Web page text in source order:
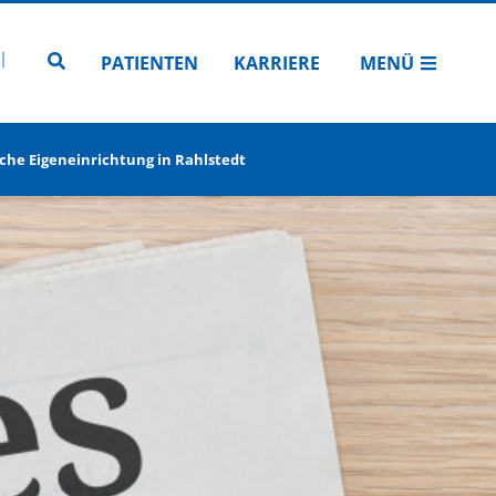
Zur Seitensuche
PATIENTEN KARRIERE MENÜ
Eigeneinrichtung in Rahlstedt